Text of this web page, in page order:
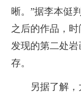
晰。”据李本侹
之后的作品，
发现的第二处
存。
另据了解，